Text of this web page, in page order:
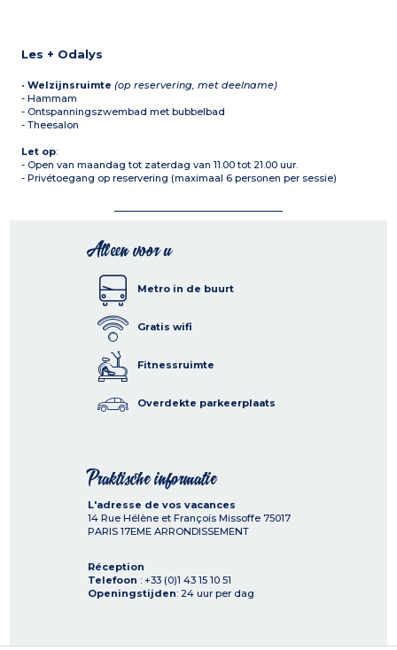
Les + Odalys
•Welzijnsruimte (op reservering, met deelname)
- Hammam
- Ontspanningszwembad met bubbelbad
- Theesalon
Let op:
- Open van maandag tot zaterdag van 11.00 tot 21.00 uur.
- Privétoegang op reservering (maximaal 6 personen per sessie)
Alleen voor u
Metro in de buurt
Gratis wifi
Fitnessruimte
Overdekte parkeerplaats
Praktische informatie
L'adresse de vos vacances
14 Rue Hélène et François Missoffe 75017
PARIS 17EME ARRONDISSEMENT
Réception
Telefoon : +33 (0)1 43 15 10 51
Openingstijden: 24 uur per dag